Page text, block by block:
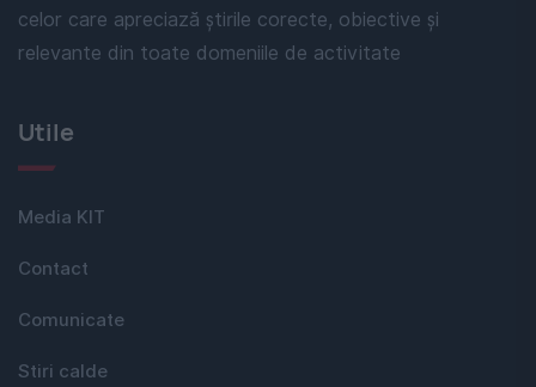
celor care apreciază știrile corecte, obiective și
relevante din toate domeniile de activitate
Utile
Media KIT
Contact
Comunicate
Stiri calde